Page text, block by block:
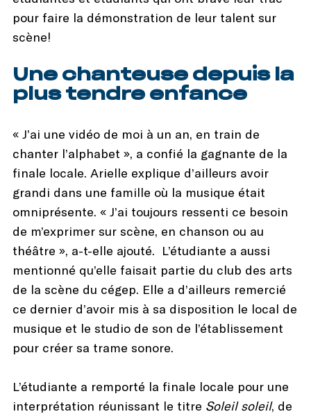
pour faire la démonstration de leur talent sur
scène!
Une chanteuse depuis la
plus tendre enfance
« J’ai une vidéo de moi à un an, en train de
chanter l’alphabet », a confié la gagnante de la
finale locale. Arielle explique d’ailleurs avoir
grandi dans une famille où la musique était
omniprésente. « J’ai toujours ressenti ce besoin
de m’exprimer sur scène, en chanson ou au
théâtre », a-t-elle ajouté. L’étudiante a aussi
mentionné qu’elle faisait partie du club des arts
de la scène du cégep. Elle a d’ailleurs remercié
ce dernier d’avoir mis à sa disposition le local de
musique et le studio de son de l’établissement
pour créer sa trame sonore.
L’étudiante a remporté la finale locale pour une
interprétation réunissant le titre Soleil soleil, de